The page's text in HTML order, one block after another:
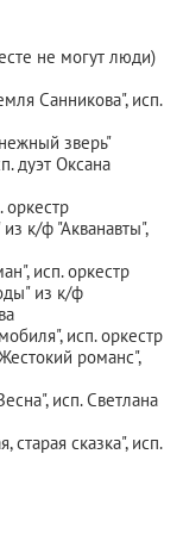
не могут люди)
Санникова", исп.
зверь"
дуэт Оксана
оркестр
к/ф "Акванавты",
исп. оркестр
из к/ф
исп. оркестр
романс",
исп. Светлана
сказка", исп.